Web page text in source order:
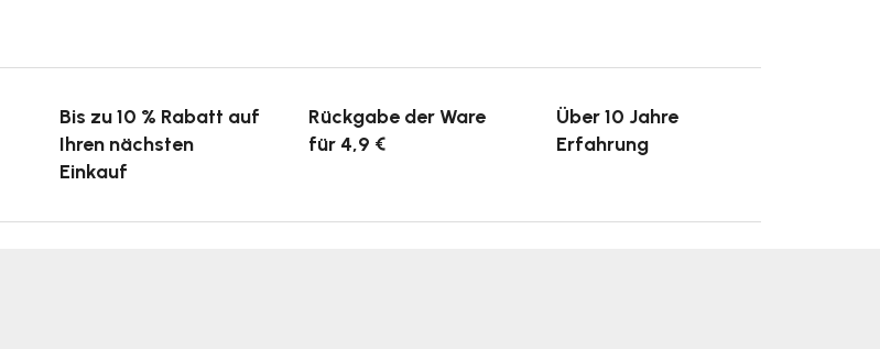
Bis zu 10 % Rabatt auf
Ihren nächsten
Einkauf
Rückgabe der Ware
für 4,9 €
Über 10 Jahre
Erfahrung